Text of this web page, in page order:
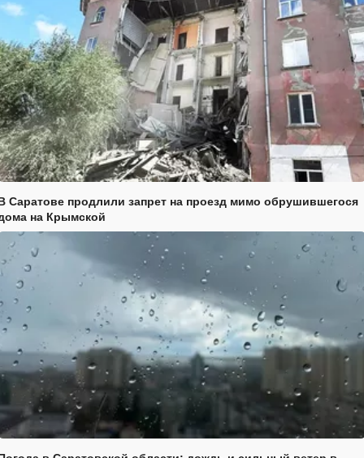
Саратове продлили запрет на проезд мимо обрушившегося
на Крымской